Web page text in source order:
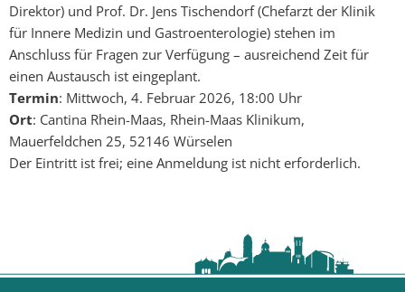
Direktor) und Prof. Dr. Jens Tischendorf (Chefarzt der Klinik
für Innere Medizin und Gastroenterologie) stehen im
Anschluss für Fragen zur Verfügung – ausreichend Zeit für
einen Austausch ist eingeplant.
Termin: Mittwoch, 4. Februar 2026, 18:00 Uhr
Ort: Cantina Rhein-Maas, Rhein-Maas Klinikum,
Mauerfeldchen 25, 52146 Würselen
Der Eintritt ist frei; eine Anmeldung ist nicht erforderlich.